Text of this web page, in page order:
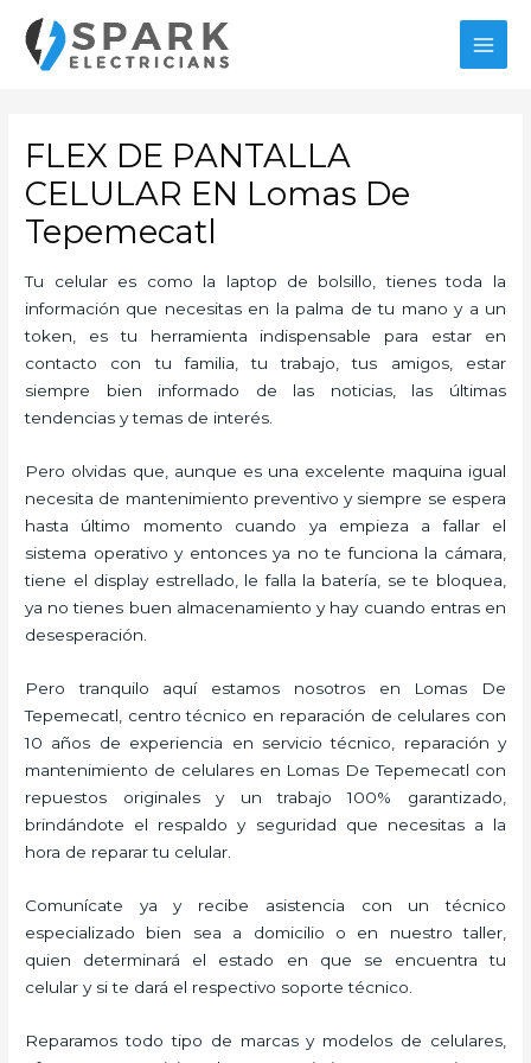
contenido
FLEX DE PANTALLA
CELULAR EN Lomas De
Tepemecatl
Tu celular es como la laptop de bolsillo, tienes toda la
información que necesitas en la palma de tu mano y a un
token, es tu herramienta indispensable para estar en
contacto con tu familia, tu trabajo, tus amigos, estar
siempre bien informado de las noticias, las últimas
tendencias y temas de interés.
Pero olvidas que, aunque es una excelente maquina igual
necesita de mantenimiento preventivo y siempre se espera
hasta último momento cuando ya empieza a fallar el
sistema operativo y entonces ya no te funciona la cámara,
tiene el display estrellado, le falla la batería, se te bloquea,
ya no tienes buen almacenamiento y hay cuando entras en
desesperación.
Pero tranquilo aquí estamos nosotros en Lomas De
Tepemecatl, centro técnico en reparación de celulares con
10 años de experiencia en servicio técnico, reparación y
mantenimiento de celulares en Lomas De Tepemecatl con
repuestos originales y un trabajo 100% garantizado,
brindándote el respaldo y seguridad que necesitas a la
hora de reparar tu celular.
Comunícate ya y recibe asistencia con un técnico
especializado bien sea a domicilio o en nuestro taller,
quien determinará el estado en que se encuentra tu
celular y si te dará el respectivo soporte técnico.
Reparamos todo tipo de marcas y modelos de celulares,